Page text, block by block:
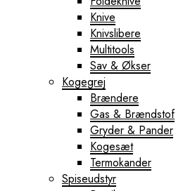
Knive
Knivslibere
Multitools
Sav & Økser
Kogegrej
Brændere
Gas & Brændstof
Gryder & Pander
Kogesæt
Termokander
Spiseudstyr